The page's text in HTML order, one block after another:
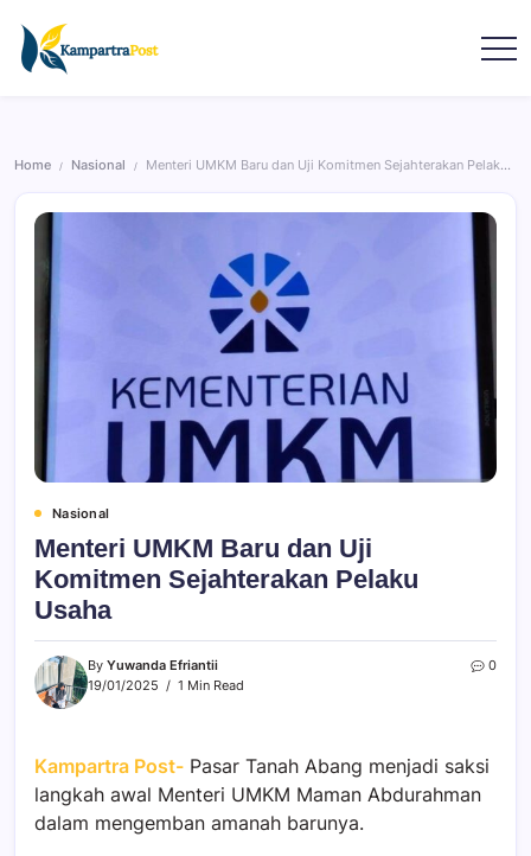
Home / Nasional / Menteri UMKM Baru dan Uji Komitmen Sejahterakan Pelaku Usaha
Nasional
Menteri UMKM Baru dan Uji
Komitmen Sejahterakan Pelaku
Usaha
By Yuwanda Efriantii
19/01/2025
1 Min Read
0
Kampartra Post- Pasar Tanah Abang menjadi saksi
langkah awal Menteri UMKM Maman Abdurahman
dalam mengemban amanah barunya.